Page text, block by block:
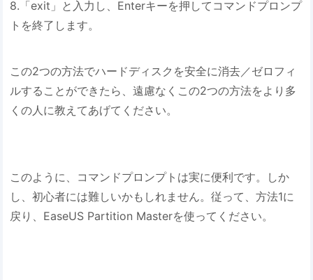
8.「exit」と入力し、Enterキーを押してコマンドプロンプ
トを終了します。
この2つの方法でハードディスクを安全に消去／ゼロフィ
ルすることができたら、遠慮なくこの2つの方法をより多
くの人に教えてあげてください。
このように、コマンドプロンプトは実に便利です。しか
し、初心者には難しいかもしれません。従って、方法1に
戻り、EaseUS Partition Masterを使ってください。